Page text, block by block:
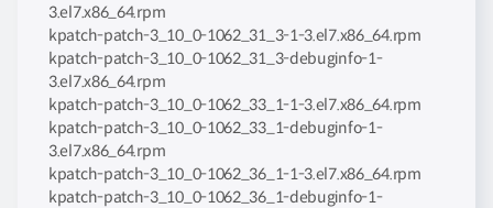
3.el7.x86_64.rpm
kpatch-patch-3_10_0-1062_31_3-1-3.el7.x86_64.rpm
kpatch-patch-3_10_0-1062_31_3-debuginfo-1-
3.el7.x86_64.rpm
kpatch-patch-3_10_0-1062_33_1-1-3.el7.x86_64.rpm
kpatch-patch-3_10_0-1062_33_1-debuginfo-1-
3.el7.x86_64.rpm
kpatch-patch-3_10_0-1062_36_1-1-3.el7.x86_64.rpm
kpatch-patch-3_10_0-1062_36_1-debuginfo-1-